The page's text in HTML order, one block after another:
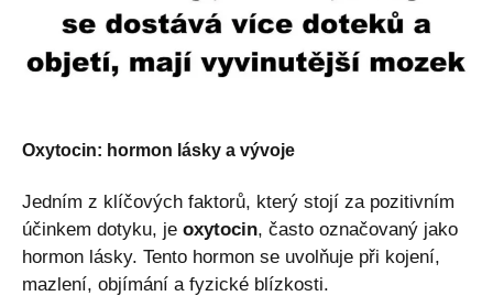
Oxytocin: hormon lásky a vývoje
Jedním z klíčových faktorů, který stojí za pozitivním
účinkem dotyku, je oxytocin, často označovaný jako
hormon lásky. Tento hormon se uvolňuje při kojení,
mazlení, objímání a fyzické blízkosti.